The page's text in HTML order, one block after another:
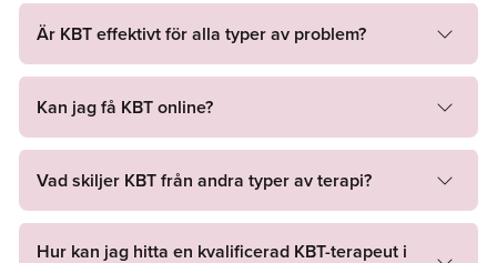
Praktiska verktyg:Få verktyg för att hantera stress och
ångest mer effektivt.
Minskade symptom av psykiska problem:
KBT är effektivt
för att behandla ångest, depression och andra psykiska
tillstånd.
Kognitiv beteendeterapi (KBT) har vuxit sig stark som en av
Är KBT effektivt för alla typer av problem?
Kan jag få KBT online?
Vad skiljer KBT från andra typer av terapi?
Hur kan jag hitta en kvalificerad KBT-terapeut i